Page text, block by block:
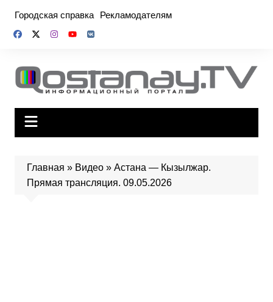
содержимому
Городская справка Рекламодателям
Главная » Видео» Астана — Кызылжар.
Прямая трансляция. 09.05.2026